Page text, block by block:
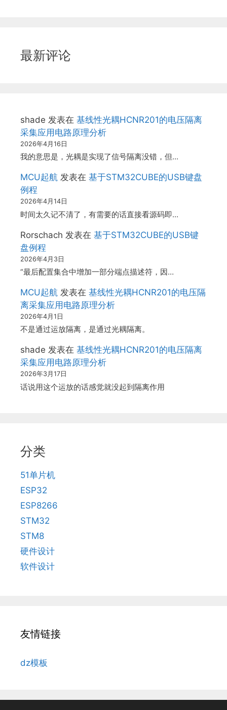
最新评论
shade 发表在 基线性光耦HCNR201的电压隔离
采集应用电路原理分析
2026年4月16日
我的意思是，光耦是实现了信号隔离没错，但…
MCU起航 发表在 基于STM32CUBE的USB键盘
例程
2026年4月14日
时间太久记不清了，有需要的话直接看源码即…
Rorschach 发表在 基于STM32CUBE的USB键
盘例程
2026年4月3日
“最后配置集合中增加一部分端点描述符，因…
MCU起航 发表在 基线性光耦HCNR201的电压隔
离采集应用电路原理分析
2026年4月1日
不是通过运放隔离，是通过光耦隔离。
shade 发表在 基线性光耦HCNR201的电压隔离
采集应用电路原理分析
2026年3月17日
话说用这个运放的话感觉就没起到隔离作用
分类
51单片机
ESP32
ESP8266
STM32
STM8
硬件设计
软件设计
友情链接
dz模板